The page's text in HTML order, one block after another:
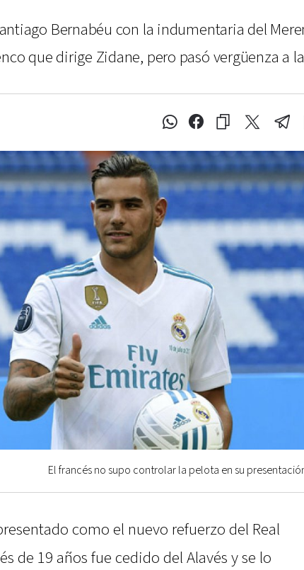
Bernabéu con la indumentaria del
que dirige Zidane, pero pasó vergüenza a
El francés no supo controlar la pelota en su
como el nuevo refuerzo del Real
de 19 años fue cedido del Alavés y se lo